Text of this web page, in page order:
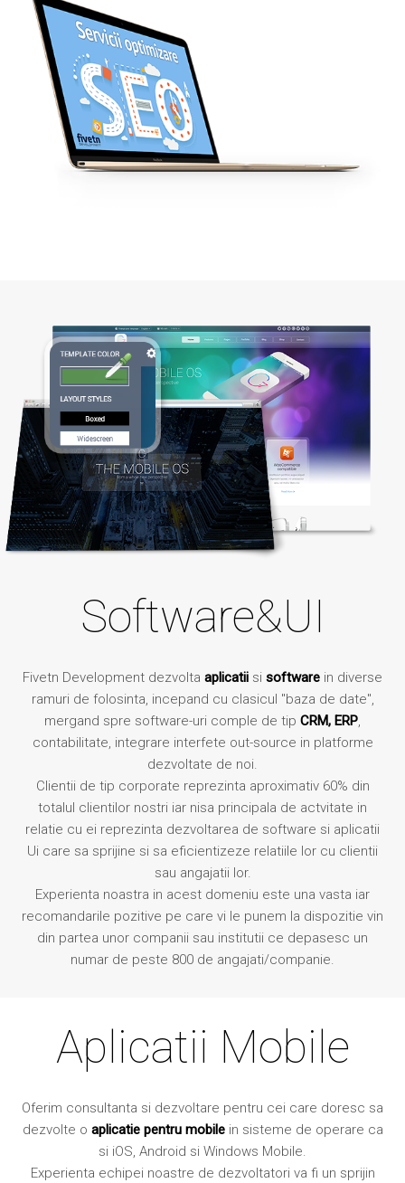
Software&UI
Fivetn Development dezvolta aplicatii si software in diverse
ramuri de folosinta, incepand cu clasicul "baza de date",
mergand spre software-uri comple de tip CRM, ERP
contabilitate, integrare interfete out-source in platforme
dezvoltate de noi.
Clientii de tip corporate reprezinta aproximativ 60% din
totalul clientilor nostri iar nisa principala de actvitate in
relatie cu ei reprezinta dezvoltarea de software si aplicatii
Ui care sa sprijine si sa eficientizeze relatiile lor cu clientii
sau angajatii lor.
Experienta noastra in acest domeniu este una vasta iar
recomandarile pozitive pe care vi le punem la dispozitie vin
din partea unor companii sau institutii ce depasesc un
numar de peste 800 de angajati/companie.
Aplicatii Mobile
Oferim consultanta si dezvoltare pentru cei care doresc sa
dezvolte o aplicatie pentru mobilein sisteme de operare ca
si iOS, Android si Windows Mobile.
Experienta echipei noastre de dezvoltatori va fi un sprijin